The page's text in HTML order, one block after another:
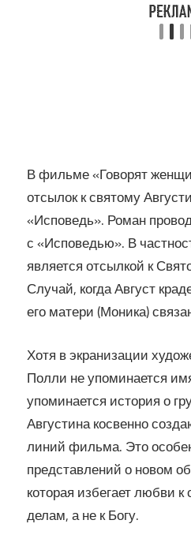
В фильме «Говорят
отсылок к святому
«Исповедь». Роман
с «Исповедью». В
является отсылкой к
Случай, когда Август
его матери (Моника)
Хотя в экранизации
Полли не упоминается
упоминается история о
Августина косвенно
линий фильма. Это
представлений о новом
которая избегает любви
делам, а не к Богу.